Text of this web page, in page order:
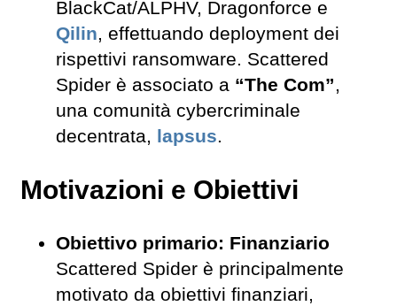
BlackCat/ALPHV, Dragonforce e
Qilin, effettuando deployment dei
rispettivi ransomware. Scattered
Spider è associato a “The Com”,
una comunità cybercriminale
decentrata, lapsus.
Motivazioni e Obiettivi
Obiettivo primario: Finanziario
Scattered Spider è principalmente
motivato da obiettivi finanziari,